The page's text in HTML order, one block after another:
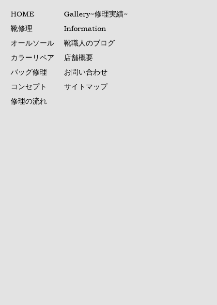
HOME
靴修理
オールソール
カラーリペア
バッグ修理
コンセプト
修理の流れ
Gallery~修理実績~
Information
靴職人のブログ
店舗概要
お問い合わせ
サイトマップ